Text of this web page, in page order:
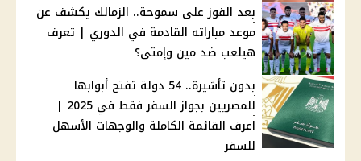
بعد الفوز على سموحة.. الزمالك يكشف عن
موعد مباراته القادمة في الدوري | تعرف
هيلعب ضد مين وإمتى؟
بدون تأشيرة.. 54 دولة تفتح أبوابها
للمصريين بجواز السفر فقط في 2025 |
اعرف القائمة الكاملة والوجهات الأسهل
للسفر